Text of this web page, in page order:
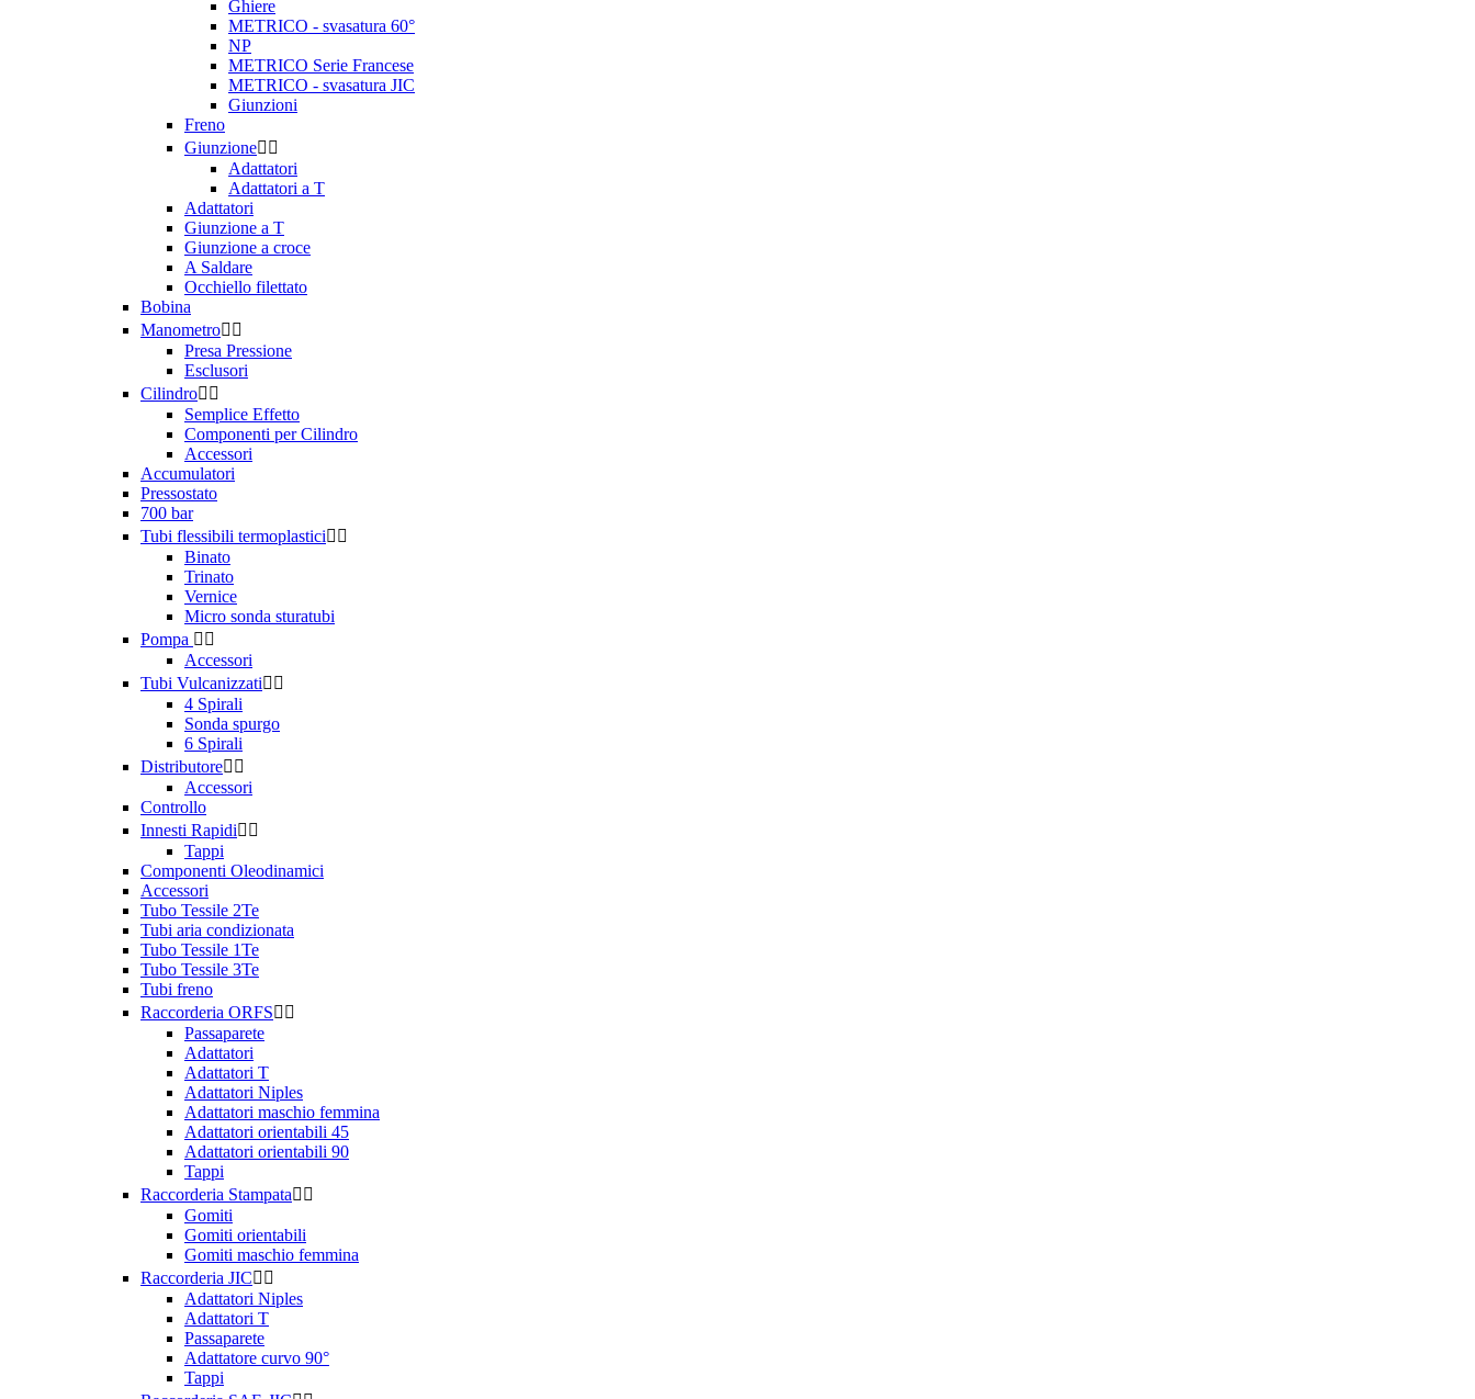
Ghiere
METRICO - svasatura 60°
NP
METRICO Serie Francese
METRICO - svasatura JIC
Giunzioni
Freno
Giunzione 
Adattatori
Adattatori a T
Adattatori
Giunzione a T
Giunzione a croce
A Saldare
Occhiello filettato
Bobina
Manometro 
Presa Pressione
Esclusori
Cilindro 
Semplice Effetto
Componenti per Cilindro
Accessori
Accumulatori
Pressostato
700 bar
Tubi flessibili termoplastici 
Binato
Trinato
Vernice
Micro sonda sturatubi
Pompa  
Accessori
Tubi Vulcanizzati 
4 Spirali
Sonda spurgo
6 Spirali
Distributore 
Accessori
Controllo
Innesti Rapidi 
Tappi
Componenti Oleodinamici
Accessori
Tubo Tessile 2Te
Tubi aria condizionata
Tubo Tessile 1Te
Tubo Tessile 3Te
Tubi freno
Raccorderia ORFS 
Passaparete
Adattatori
Adattatori T
Adattatori Niples
Adattatori maschio femmina
Adattatori orientabili 45
Adattatori orientabili 90
Tappi
Raccorderia Stampata 
Gomiti
Gomiti orientabili
Gomiti maschio femmina
Raccorderia JIC 
Adattatori Niples
Adattatori T
Passaparete
Adattatore curvo 90°
Tappi